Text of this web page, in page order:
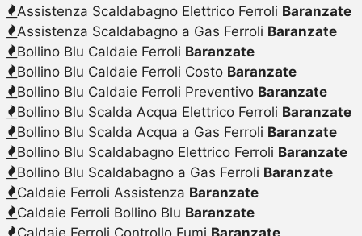
Assistenza Scaldabagno Elettrico Ferroli Baranzate
Assistenza Scaldabagno a Gas Ferroli Baranzate
Bollino Blu Caldaie Ferroli Baranzate
Bollino Blu Caldaie Ferroli Costo Baranzate
Bollino Blu Caldaie Ferroli Preventivo Baranzate
Bollino Blu Scalda Acqua Elettrico Ferroli Baranzate
Bollino Blu Scalda Acqua a Gas Ferroli Baranzate
Bollino Blu Scaldabagno Elettrico Ferroli Baranzate
Bollino Blu Scaldabagno a Gas Ferroli Baranzate
Caldaie Ferroli Assistenza Baranzate
Caldaie Ferroli Bollino Blu Baranzate
Caldaie Ferroli Controllo Fumi Baranzate